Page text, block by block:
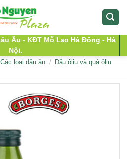
Âu - KĐT Mỗ Lao Hà Đông - Hà
Nội.
Các loại dầu ăn / Dầu ôliu và quả ôliu